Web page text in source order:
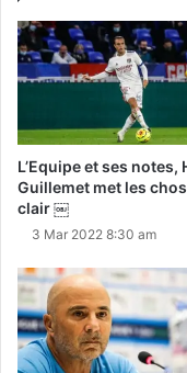
L’Equipe et ses notes,
Guillemet met les
clair ￼
3 Mar 2022 8:30 am